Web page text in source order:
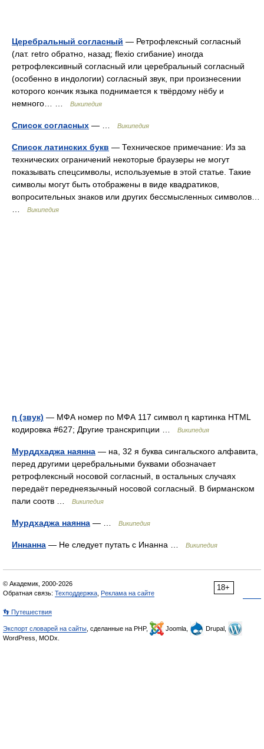
Церебральный согласный — Ретрофлексный согласный
(лат. retro обратно, назад; flexio сгибание) иногда
ретрофлексивный согласный или церебральный согласный
(особенно в индологии) согласный звук, при произнесении
которого кончик языка поднимается к твёрдому нёбу и
немного… …
Википедия
Список согласных — … Википедия
Список латинских букв — Техническое примечание: Из за
технических ограничений некоторые браузеры не могут
показывать спецсимволы, используемые в этой статье. Такие
символы могут быть отображены в виде квадратиков,
вопросительных знаков или других бессмысленных символов…
Википедия
ɳ (звук) — МФА номер по МФА 117 символ ɳ картинка HTML
кодировка #627; Другие транскрипции …
Википедия
Мурддхаджа наянна — на, 32 я буква сингальского алфавита,
перед другими церебральными буквами обозначает
ретрофлексный носовой согласный, в остальных случаях
передаёт переднеязычный носовой согласный. В бирманском
пали соотв …
Википедия
Мурдхаджа наянна — … Википедия
Иннанна — Не следует путать с Инанна … Википедия
18+
© Академик, 2000-2026
Обратная связь: Техподдержка Реклама на сайте
👣 Путешествия
Экспорт словарей на сайты , сделанные на PHP, Joomla,
Drupal,
WordPress, MODx.